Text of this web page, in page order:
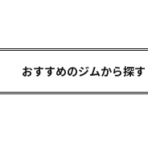
おすすめのジムから探す